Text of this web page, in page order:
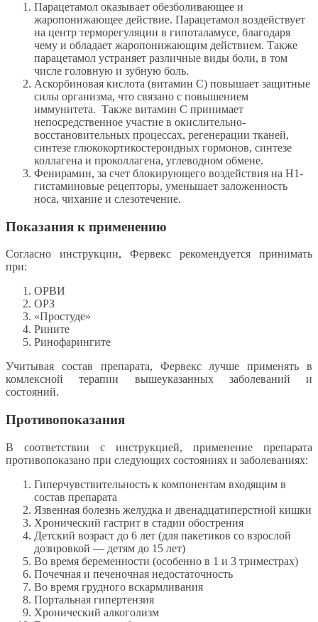
Парацетамол оказывает обезболивающее и
жаропонижающее действие. Парацетамол воздействует
на центр терморегуляции в гипоталамусе, благодаря
чему и обладает жаропонижающим действием. Также
парацетамол устраняет различные виды боли, в том
числе головную и зубную боль.
Аскорбиновая кислота (витамин С) повышает защитные
силы организма, что связано с повышением
иммунитета. Также витамин С принимает
непосредственное участие в окислительно-
восстановительных процессах, регенерации тканей,
синтезе глюкокортикостероидных гормонов, синтезе
коллагена и проколлагена, углеводном обмене.
Фенирамин, за счет блокирующего воздействия на Н1-
гистаминовые рецепторы, уменьшает заложенность
носа, чихание и слезотечение.
Показания к применению
Согласно инструкции, Фервекс рекомендуется принимать
при:
ОРВИ
ОРЗ
«Простуде»
Рините
Ринофарингите
Учитывая состав препарата, Фервекс лучше применять в
комлексной терапии вышеуказанных заболеваний и
состояний.
Противопоказания
В соответствии с инструкцией, применение препарата
противопоказано при следующих состояниях и заболеваниях:
Гиперчувствительность к компонентам входящим в
состав препарата
Язвенная болезнь желудка и двенадцатиперстной кишки
Хронический гастрит в стадии обострения
Детский возраст до 6 лет (для пакетиков со взрослой
дозировкой — детям до 15 лет)
Во время беременности (особенно в 1 и 3 триместрах)
Почечная и печеночная недостаточность
Во время грудного вскармливания
Портальная гипертензия
Хронический алкоголизм